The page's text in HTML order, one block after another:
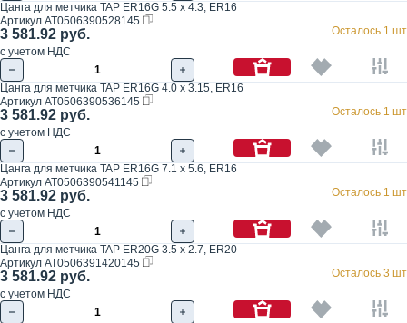
Цанга для метчика TAP ER16G 5.5 x 4.3, ER16
Артикул AT0506390528145
3 581.92 руб.
с учетом НДС
Осталось 1 шт
Цанга для метчика TAP ER16G 4.0 x 3.15, ER16
Артикул AT0506390536145
3 581.92 руб.
с учетом НДС
Осталось 1 шт
Цанга для метчика TAP ER16G 7.1 x 5.6, ER16
Артикул AT0506390541145
3 581.92 руб.
с учетом НДС
Осталось 1 шт
Цанга для метчика TAP ER20G 3.5 x 2.7, ER20
Артикул AT0506391420145
3 581.92 руб.
с учетом НДС
Осталось 3 шт